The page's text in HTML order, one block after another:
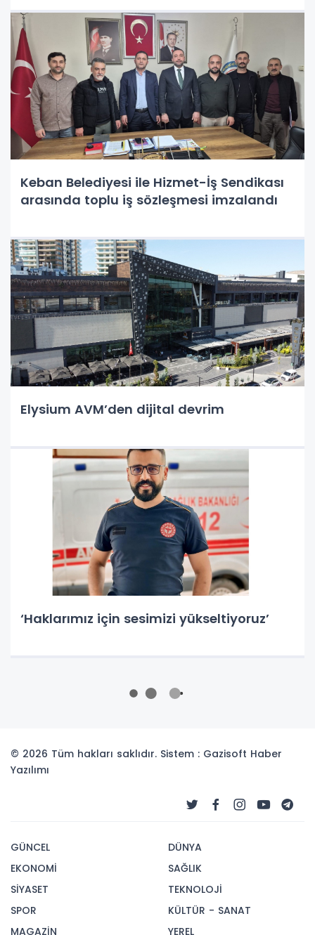
Keban Belediyesi ile Hizmet-İş Sendikası
arasında toplu iş sözleşmesi imzalandı
Elysium AVM’den dijital devrim
‘Haklarımız için sesimizi yükseltiyoruz’
© 2026 Tüm hakları saklıdır. Sistem : Gazisoft Haber
Yazılımı
GÜNCEL
EKONOMİ
SİYASET
SPOR
MAGAZİN
DÜNYA
SAĞLIK
TEKNOLOJİ
KÜLTÜR - SANAT
YEREL